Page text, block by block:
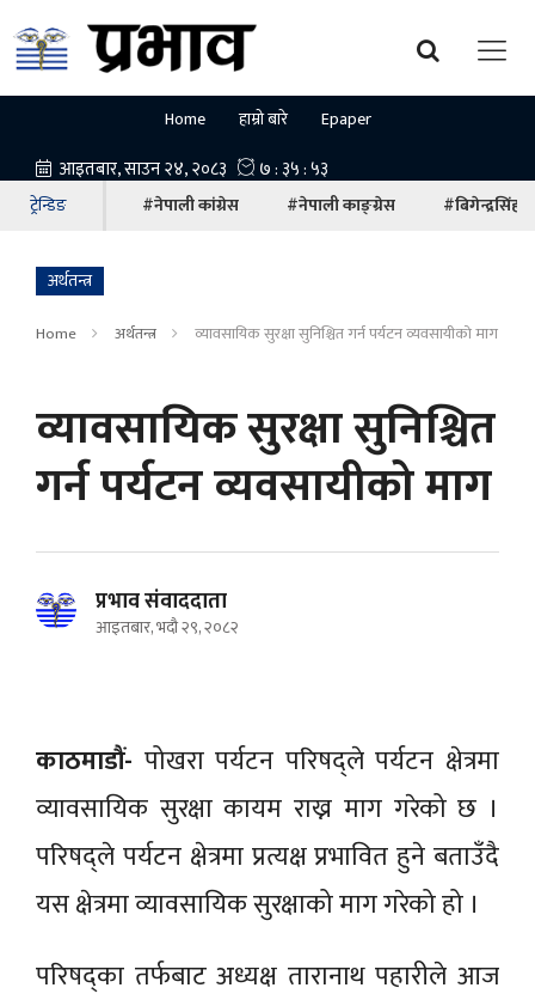
Home हाम्रो बारे Epaper
ट्रेन्डिङ #नेपाली कांग्रेस #नेपाली काङ्ग्रेस #बिगेन्द्रसिंह
अर्थतन्त्र
Home अर्थतन्त्र व्यावसायिक सुरक्षा सुनिश्चित गर्न पर्यटन व्यवसायीको माग
व्यावसायिक सुरक्षा सुनिश्चित
गर्न पर्यटन व्यवसायीको माग
प्रभाव संवाददाता
आइतबार, भदौ २९, २०८२
काठमाडौं- पोखरा पर्यटन परिषद्ले पर्यटन क्षेत्रमा
व्यावसायिक सुरक्षा कायम राख्न माग गरेको छ ।
परिषद्ले पर्यटन क्षेत्रमा प्रत्यक्ष प्रभावित हुने बताउँदै
यस क्षेत्रमा व्यावसायिक सुरक्षाको माग गरेको हो ।
परिषद्का तर्फबाट अध्यक्ष तारानाथ पहारीले आज